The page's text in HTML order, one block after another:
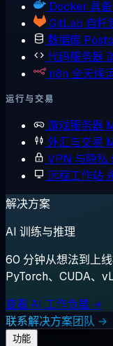
Docker 具
GitLab 自托
数据库
代码服务器
n8n 全天候
运行与交易
游戏服务器
外汇与交易
VPN 与隐私
远程工作站
解决方案
AI 训练与推理
60 分钟从想法到上
PyTorch、CUDA、
查看 AI 工作负载 →
联系解决方案团队 →